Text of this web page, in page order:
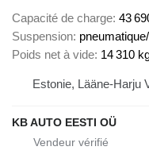
Capacité de charge 43
Suspension
Poids net à vide 14 310
Estonie, Lääne-Harju
KB AUTO EESTI OÜ